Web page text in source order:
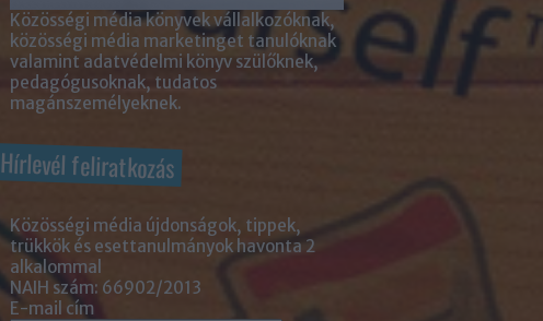
Közösségi média könyvek vállalkozóknak,
közösségi média marketinget tanulóknak
valamint adatvédelmi könyv szülőknek,
pedagógusoknak, tudatos
magánszemélyeknek.
Hírlevél feliratkozás
Közösségi média újdonságok, tippek,
trükkök és esettanulmányok havonta 2
alkalommal
NAIH szám: 66902/2013
E-mail cím